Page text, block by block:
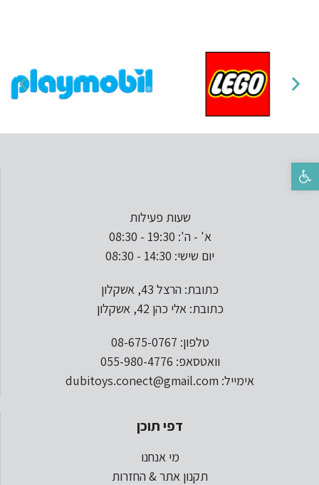
פתח סרגל נגישות
שעות פעילות
א' - ה': 19:30 - 08:30
יום שישי: 14:30 - 08:30
כתובת: הרצל 43, אשקלון
כתובת: אלי כהן 42, אשקלון
טלפון: 08-675-0767
וואטסאפ: 055-980-4776
אימייל: dubitoys.conect@gmail.com
דפי תוכן
מי אנחנו
תקנון אתר & החזרות